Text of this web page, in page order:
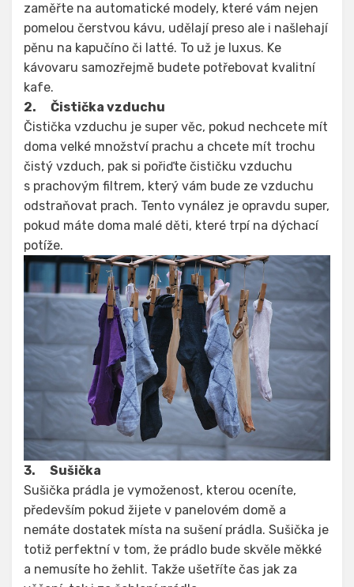
zaměřte na automatické modely, které vám nejen
pomelou čerstvou kávu, udělají preso ale i našlehají
pěnu na kapučíno či latté. To už je luxus. Ke
kávovaru samozřejmě budete potřebovat kvalitní
kafe.
2. Čistička vzduchu
Čistička vzduchu je super věc, pokud nechcete mít
doma velké množství prachu a chcete mít trochu
čistý vzduch, pak si pořiďte čističku vzduchu
s prachovým filtrem, který vám bude ze vzduchu
odstraňovat prach. Tento vynález je opravdu super,
pokud máte doma malé děti, které trpí na dýchací
potíže.
3. Sušička
Sušička prádla je vymoženost, kterou oceníte,
především pokud žijete v panelovém domě a
nemáte dostatek místa na sušení prádla. Sušička je
totiž perfektní v tom, že prádlo bude skvěle měkké
a nemusíte ho žehlit. Takže ušetříte čas jak za